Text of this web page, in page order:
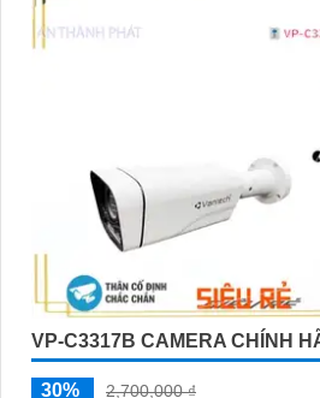
VP-C3317B CAMERA CHÍNH
30%
2,700,000 ₫